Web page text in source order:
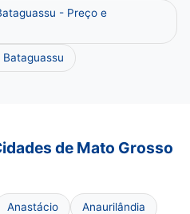
- Preço e
de Mato Grosso
Anastácio Anaurilândia